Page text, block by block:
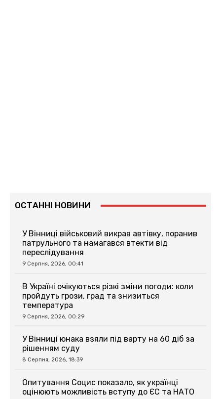
ОСТАННІ НОВИНИ
У Вінниці військовий викрав автівку, поранив
патрульного та намагався втекти від
переслідування
9 Серпня, 2026, 00:41
В Україні очікуються різкі зміни погоди: коли
пройдуть грози, град та знизиться
температура
9 Серпня, 2026, 00:29
У Вінниці юнака взяли під варту на 60 діб за
рішенням суду
8 Серпня, 2026, 18:39
Опитування Социс показало, як українці
оцінюють можливість вступу до ЄС та НАТО